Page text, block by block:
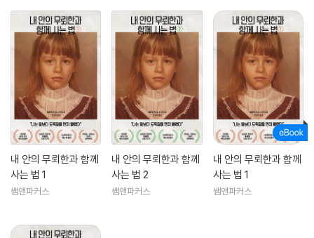
오르며 베스트셀러 작가가 되었다. 평생에 걸친 내밀한 소시오패스 경험을
녹여낸 자전소설이자 데뷔작이다. 오프라 윈프리는 출간된 지 몇 달도 안
되어 지난 20년간 출간된 BEST BOOK LIST에 선정하며 “진부한 문법을
교묘히 피하며 미디어가 만들어낸 악마적 소시오패스의 허구 속에서 현실
적 소시오패스의 진실을 구원해냈다”라고 평했다. 현재 소시오패스, 사이
코패스 등 반사회적 인격장애로 고통받음에도 불구하고 심리·정신치료 학
계의 사각지대에 놓인 이들을 위해 일한다.
내 안의 무뢰한과 함께
사는 법 1
쌤앤파커스
내 안의 무뢰한과 함께
사는 법 2
쌤앤파커스
내 안의 무뢰한과 함께
사는 법 1
쌤앤파커스